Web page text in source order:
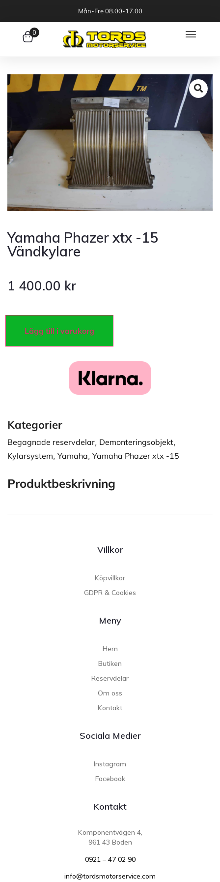
Mån-Fre 08.00-17.00
0
Yamaha Phazer xtx -15
Vändkylare
1 400.00 kr
Lägg till i varukorg
Kategorier
Begagnade reservdelar, Demonteringsobjekt,
Kylarsystem, Yamaha, Yamaha Phazer xtx -15
Produktbeskrivning
Villkor
Köpvillkor
GDPR & Cookies
Meny
Hem
Butiken
Reservdelar
Om oss
Kontakt
Sociala Medier
Instagram
Facebook
Kontakt
Komponentvägen 4,
961 43 Boden
0921 – 47 02 90
info@tordsmotorservice.com